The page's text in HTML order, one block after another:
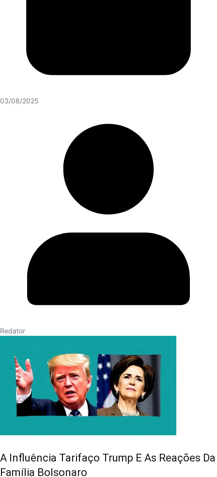
03/08/2025
Redator
A Influência Tarifaço Trump E As Reações Da
Família Bolsonaro